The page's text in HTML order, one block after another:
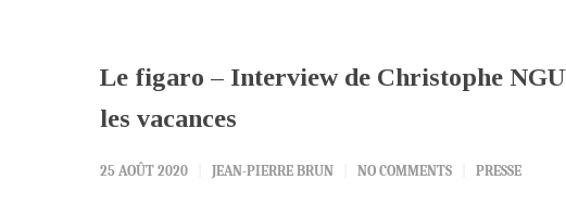
Le figaro – Interview de Christophe
les vacances
25 AOÛT 2020 JEAN-PIERRE BRUN NO COMMENTS PRESSE